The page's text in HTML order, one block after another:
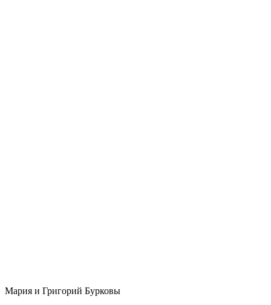
Мария и Григорий Бурковы